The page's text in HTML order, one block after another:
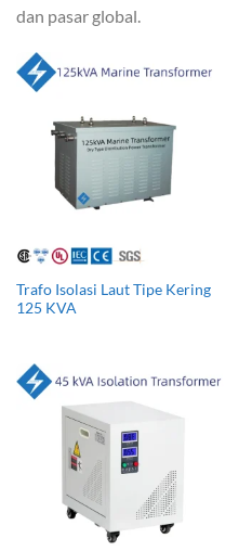
dan pasar global.
Trafo Isolasi Laut Tipe Kering
125 KVA